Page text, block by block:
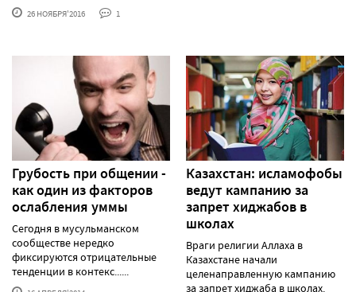
26 НОЯБРЯ'2016 1
Грубость при общении -
как один из факторов
ослабления уммы
Сегодня в мусульманском
сообществе нередко
фиксируются отрицательные
тенденции в контекс......
Казахстан: исламофобы
ведут кампанию за
запрет хиджабов в
школах
Враги религии Аллаха в
Казахстане начали
целенаправленную кампанию
за запрет хиджаба в школах.